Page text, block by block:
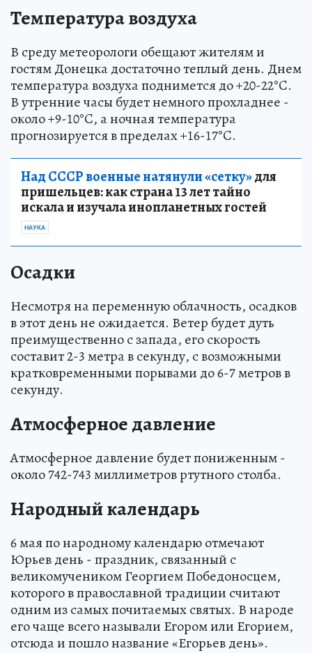
Температура воздуха
В среду метеорологи обещают жителям и
гостям Донецка достаточно теплый день. Днем
температура воздуха поднимется до +20-22°C.
В утренние часы будет немного прохладнее -
около +9-10°C, а ночная температура
прогнозируется в пределах +16-17°C.
Над СССР военные натянули «сетку»для
пришельцев: как страна 13 лет тайно
искала и изучала инопланетных гостей
НАУКА
Осадки
Несмотря на переменную облачность, осадков
в этот день не ожидается. Ветер будет дуть
преимущественно с запада, его скорость
составит 2-3 метра в секунду, с возможными
кратковременными порывами до 6-7 метров в
секунду.
Атмосферное давление
Атмосферное давление будет пониженным -
около 742-743 миллиметров ртутного столба.
Народный календарь
6 мая по народному календарю отмечают
Юрьев день - праздник, связанный с
великомучеником Георгием Победоносцем,
которого в православной традиции считают
одним из самых почитаемых святых. В народе
его чаще всего называли Егором или Егорием,
отсюда и пошло название «Егорьев день».